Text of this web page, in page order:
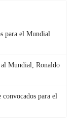
para el Mundial
Mundial, Ronaldo
para el